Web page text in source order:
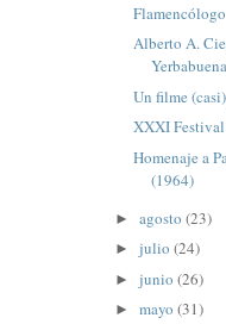
Flamencólogo
Alberto A.
Yerbabuena
Un filme
XXXI
Homenaje a
(1964)
► agosto (23)
► julio (24)
► junio (26)
► mayo (31)